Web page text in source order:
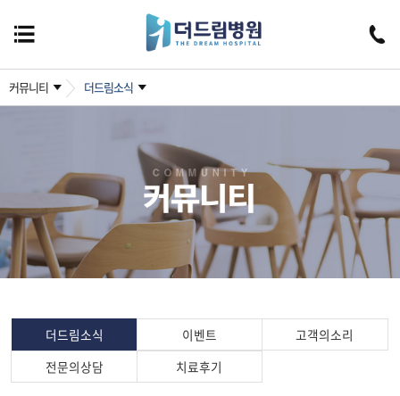
커뮤니티 더드림소식
더드림소식 이벤트
고객의소리
전문의상담
치료후기